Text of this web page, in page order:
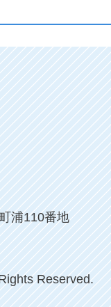
浦110番地
Reserved.